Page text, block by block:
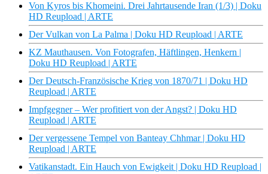
Von Kyros bis Khomeini. Drei Jahrtausende Iran (1/3) | Doku
HD Reupload | ARTE
Der Vulkan von La Palma | Doku HD Reupload | ARTE
KZ Mauthausen. Von Fotografen, Häftlingen, Henkern |
Doku HD Reupload | ARTE
Der Deutsch-Französische Krieg von 1870/71 | Doku HD
Reupload | ARTE
Impfgegner – Wer profitiert von der Angst? | Doku HD
Reupload | ARTE
Der vergessene Tempel von Banteay Chhmar | Doku HD
Reupload | ARTE
Vatikanstadt. Ein Hauch von Ewigkeit | Doku HD Reupload |